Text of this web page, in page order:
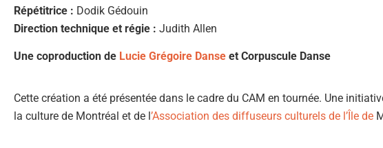
Répétitrice : Dodik Gédouin
Direction technique et régie : Judith Allen
Une coproduction de Lucie Grégoire Danse et Corpuscule Danse
Cette création a été présentée dans le cadre du CAM en tournée. Une
la culture de Montréal et de l’Association des diffuseurs culturels de l’Île de